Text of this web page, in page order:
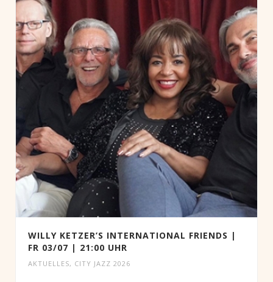
WILLY KETZER’S INTERNATIONAL FRIENDS |
FR 03/07 | 21:00 UHR
AKTUELLES, CITY JAZZ 2026